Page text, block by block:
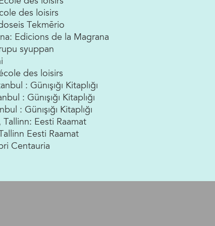
des loisirs
Tekmērio
Edicions de la Magrana
syuppan
des loisirs
: Günışığı Kitaplığı
: Günışığı Kitaplığı
: Günışığı Kitaplığı
Eesti Raamat
Eesti Raamat
Centauria